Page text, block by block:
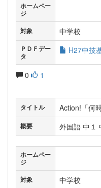
ホームペー
ジ
対象
中学校
ＰＤＦデー
タ
H27中技
0 1
タイトル Action!「何
概要 外国語 中１
ホームペー
ジ
対象
中学校